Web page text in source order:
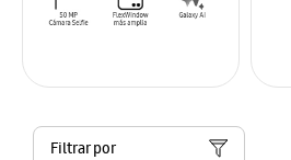
Filtrar por